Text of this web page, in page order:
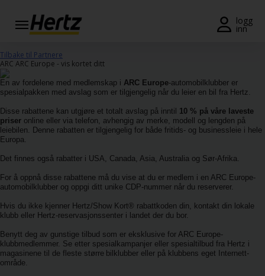
logg
inn
Meny
Reservasjon
Endre/
kansellere
Lokasjoner
Gold
Overview
NO/NO
Leiebil
Tilbake til Partnere
ARC ARC Europe - vis kortet ditt
En av fordelene med medlemskap i ARC Europe-automobilklubber er
spesialpakken med avslag som er tilgjengelig når du leier en bil fra Hertz.
Disse rabattene kan utgjøre et totalt avslag på inntil 10 % på våre laveste
priser online eller via telefon, avhengig av merke, modell og lengden på
leiebilen. Denne rabatten er tilgjengelig for både fritids- og businessleie i hele
Europa.
Det finnes også rabatter i USA, Canada, Asia, Australia og Sør-Afrika.
For å oppnå disse rabattene må du vise at du er medlem i en ARC Europe-
automobilklubber og oppgi ditt unike CDP-nummer når du reserverer.
Hvis du ikke kjenner Hertz/Show Kort® rabattkoden din, kontakt din lokale
klubb eller Hertz-reservasjonssenter i landet der du bor.
Benytt deg av gunstige tilbud som er eksklusive for ARC Europe-
klubbmedlemmer. Se etter spesialkampanjer eller spesialtilbud fra Hertz i
magasinene til de fleste større bilklubber eller på klubbens eget Internett-
område.